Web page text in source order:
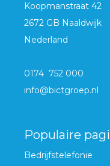
Koopmanstraat 42
2672 GB Naaldwijk
Nederland
0174 752 000
info@bictgroep.nl
Populaire
Bedrijfstelefonie